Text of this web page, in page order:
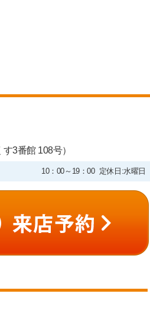
3番館 108号）
10：00～19：00 定休日:水曜日